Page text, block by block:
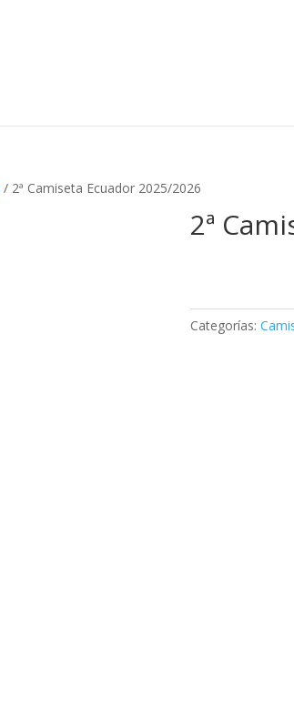
/ 2ª Camiseta Ecuador 2025/2026
2ª
Categorías: